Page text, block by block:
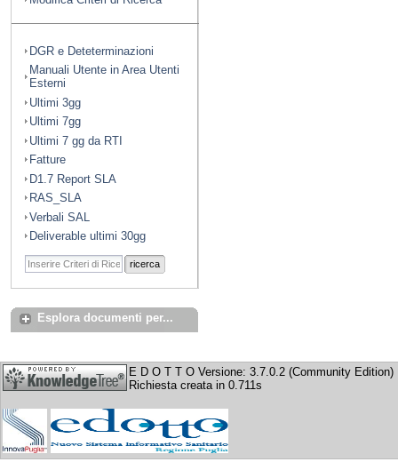
DGR e Deteterminazioni
Manuali Utente in Area Utenti
Esterni
Ultimi 3gg
Ultimi 7gg
Ultimi 7 gg da RTI
Fatture
D1.7 Report SLA
RAS_SLA
Verbali SAL
Deliverable ultimi 30gg
ricerca
Esplora documenti per...
E D O T T O Versione: 3.7.0.2 (Community Edition)
Richiesta creata in 0.711s